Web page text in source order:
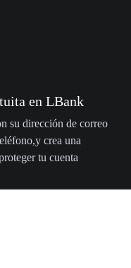
en LBank
su dirección de correo
crea una
tu cuenta